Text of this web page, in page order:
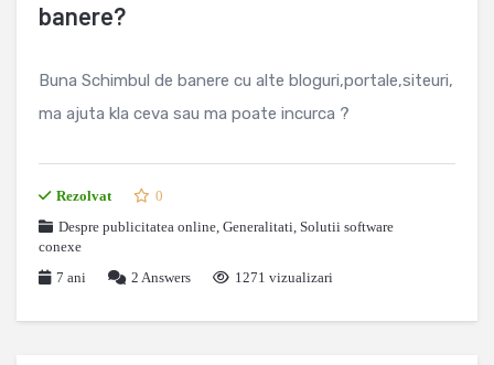
banere?
Buna Schimbul de banere cu alte bloguri,portale,siteuri,
ma ajuta kla ceva sau ma poate incurca ?
Rezolvat
0
Despre publicitatea online, Generalitati, Solutii software
conexe
7 ani
2 Answers 1271 vizualizari